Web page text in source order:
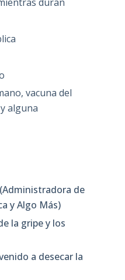
vacuna del
alguna
de
y Algo Más)
la gripe y los
a desecar la